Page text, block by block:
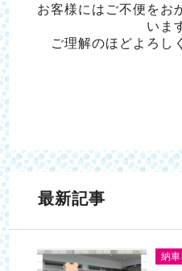
お客様にはご不便をお
いま
ご理解のほどよろし
最新記事
納